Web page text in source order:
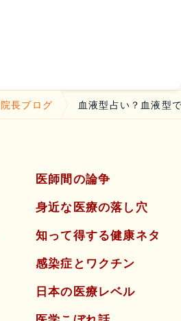
院長ブログ 血液型占い？血液型
医師間の論争
身近な医療の落し穴
知って得する健康ネタ
感染症とワクチン
日本の医療レベル